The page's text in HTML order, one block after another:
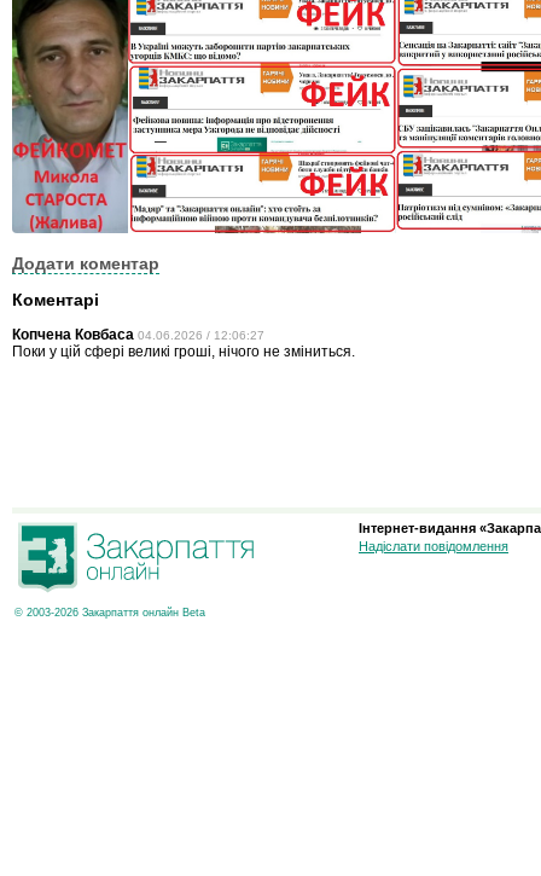
Додати коментар
Коментарі
Копчена Ковбаса 04.06.2026 / 12:06:27
Поки у цій сфері великі гроші, нічого не зміниться.
© 2003-2026 Закарпаття онлайн Beta
Інтернет-видання
Надіслати повідомлення